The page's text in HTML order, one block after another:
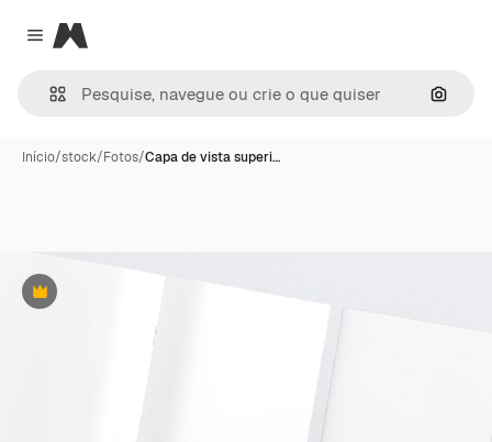
Close menu
Magnific
Início/stock/Fotos/Capa de vista superi…
Premium